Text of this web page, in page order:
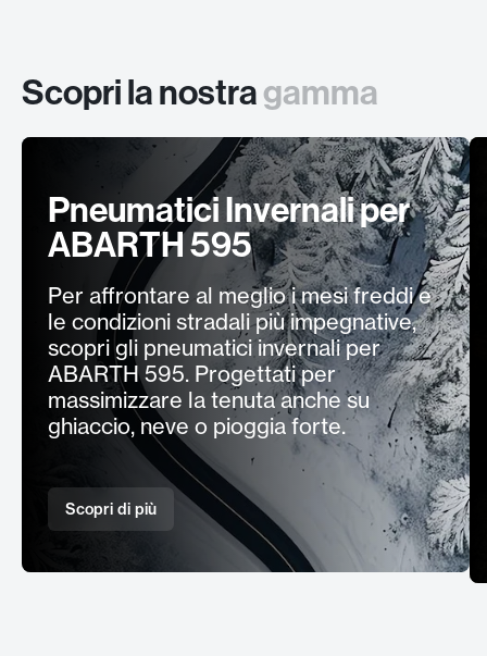
Scopri la nostragamma
Pneumatici Invernali per
ABARTH 595
Per affrontare al meglio i mesi freddi e
le condizioni stradali più impegnative,
scopri gli pneumatici invernali per
ABARTH 595. Progettati per
massimizzare la tenuta anche su
ghiaccio, neve o pioggia forte.
Scopri di più